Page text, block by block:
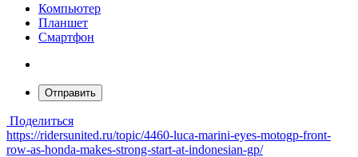
Компьютер
Планшет
Смартфон
Отправить
Поделиться
https://ridersunited.ru/topic/4460-luca-marini-eyes-motogp-front-
row-as-honda-makes-strong-start-at-indonesian-gp/